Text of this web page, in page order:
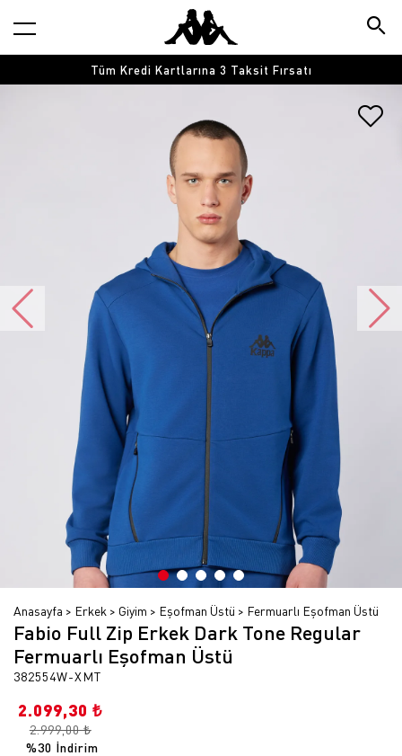
Tüm Kredi Kartlarına 3 Taksit Fırsatı
Anasayfa Erkek Giyim Eşofman Üstü Fermuarlı Eşofman Üstü
Fabio Full Zip Erkek Dark Tone Regular
Fermuarlı Eşofman Üstü
382554W-XMT
2.099,30 ₺
2.999,00 ₺
%30 İndirim